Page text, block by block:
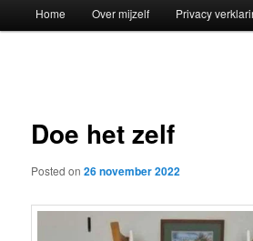
Skip
content
Home Over mijzelf Privacy
Doe het zelf
Posted on26 november 2022